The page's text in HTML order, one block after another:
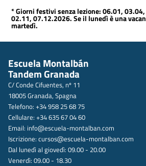
* Giorni festivi senza lezione: 06.01,
02.11, 07.12.2026. Se il lunedì è una
martedì.
Escuela Montalbán
Tandem Granada
C/ Conde Cifuentes, nº 11
18005 Granada, Spagna
Telefono: +34 958 25 68 75
Cellulare: +34 635 67 04 60
Email: info@escuela-montalban.com
Iscrizione: cursos@escuela-montalban.com
Dal lunedì al giovedì: 09.00 - 20.00
Venerdì: 09.00 - 18.30